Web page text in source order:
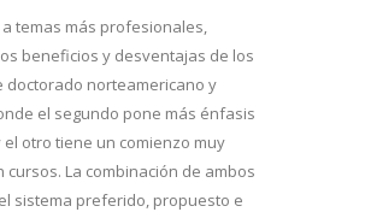
temas más profesionales,
beneficios y desventajas de los
doctorado norteamericano y
el segundo pone más énfasis
el otro tiene un comienzo muy
cursos. La combinación de ambos
sistema preferido, propuesto e